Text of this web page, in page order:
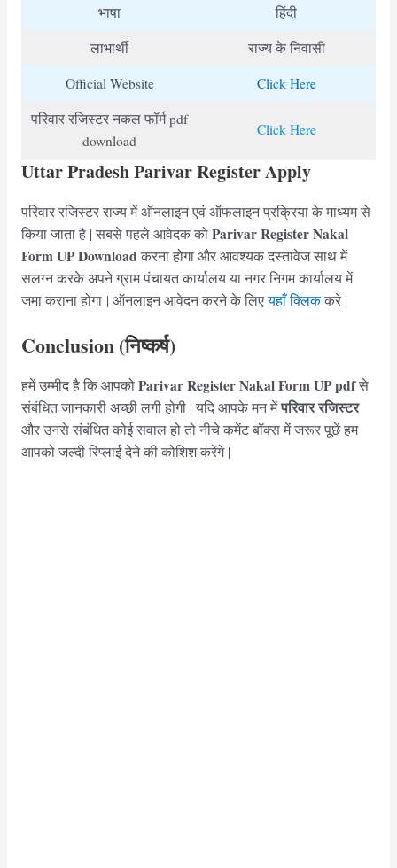
भाषा
हिंदी
लाभार्थी
राज्य के निवासी
Official Website
Click Here
परिवार रजिस्टर नकल फॉर्म pdf
download
Click Here
Uttar Pradesh Parivar Register Apply
परिवार रजिस्टर राज्य में ऑनलाइन एवं ऑफलाइन प्रक्रिया के माध्यम से
किया जाता है | सबसे पहले आवेदक को Parivar Register Nakal
Form UP Download करना होगा और आवश्यक दस्तावेज साथ में
सलग्न करके अपने ग्राम पंचायत कार्यालय या नगर निगम कार्यालय में
जमा कराना होगा | ऑनलाइन आवेदन करने के लिएयहाँ क्लिककरे |
Conclusion (निष्कर्ष)
हमें उम्मीद है कि आपको Parivar Register Nakal Form UP pdfसे
संबंधित जानकारी अच्छी लगी होगी | यदि आपके मन मेंपरिवार रजिस्टर
और उनसे संबंधित कोई सवाल हो तो नीचे कमेंट बॉक्स में जरूर पूछें हम
आपको जल्दी रिप्लाई देने की कोशिश करेंगे |